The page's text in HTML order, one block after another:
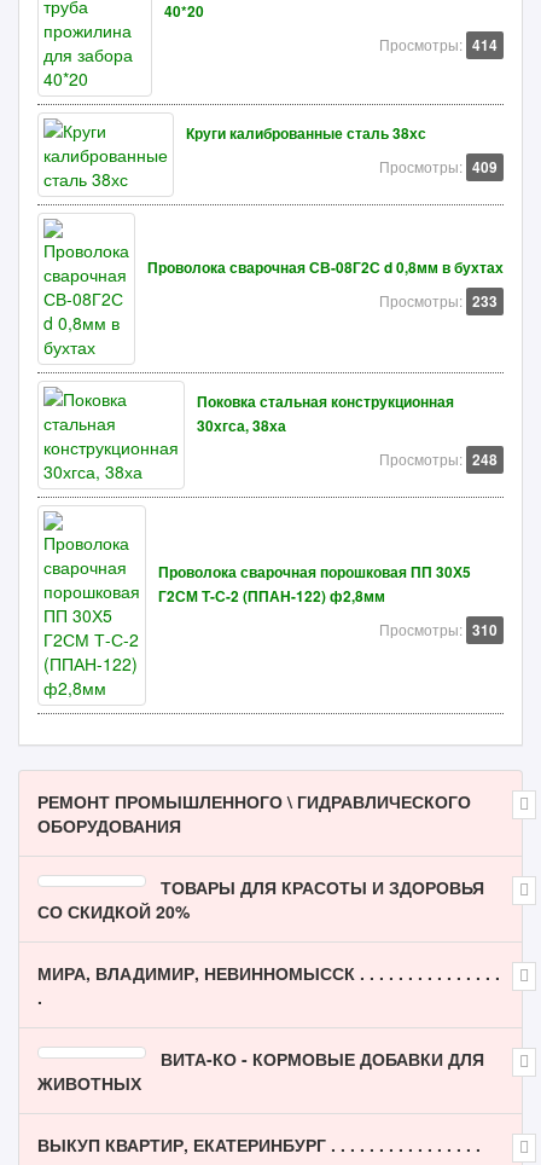
40*20
Просмотры: 414
Круги калиброванные сталь 38хс
Просмотры: 409
Проволока сварочная СВ-08Г2С d 0,8мм в бухтах
Просмотры: 233
Поковка стальная конструкционная
30хгса, 38ха
Просмотры: 248
Проволока сварочная порошковая ПП 30Х5
Г2СМ Т-С-2 (ППАН-122) ф2,8мм
Просмотры: 310
РЕМОНТ ПРОМЫШЛЕННОГО \ ГИДРАВЛИЧЕСКОГО
ОБОРУДОВАНИЯ
ТОВАРЫ ДЛЯ КРАСОТЫ И ЗДОРОВЬЯ
СО СКИДКОЙ 20%
МИРА, ВЛАДИМИР, НЕВИННОМЫССК . . . . . . . . . . . . . . .
.
ВИТА-КО - КОРМОВЫЕ ДОБАВКИ ДЛЯ
ЖИВОТНЫХ
ВЫКУП КВАРТИР, ЕКАТЕРИНБУРГ . . . . . . . . . . . . . . . .